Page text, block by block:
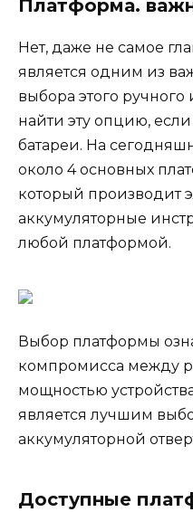
Платформа.
Нет, даже не самое
является одним из
выбора этого
найти эту опцию,
батареи. На
около 4 основных
который производит
аккумуляторные
любой платформой.
Выбор платформы
компромисса между
мощностью
является лучшим
аккумуляторной
Доступные